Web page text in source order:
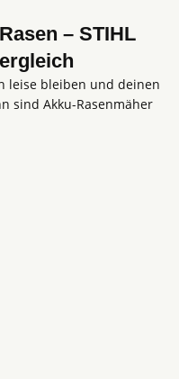
– STIHL
leise bleiben und deinen
sind Akku-Rasenmäher